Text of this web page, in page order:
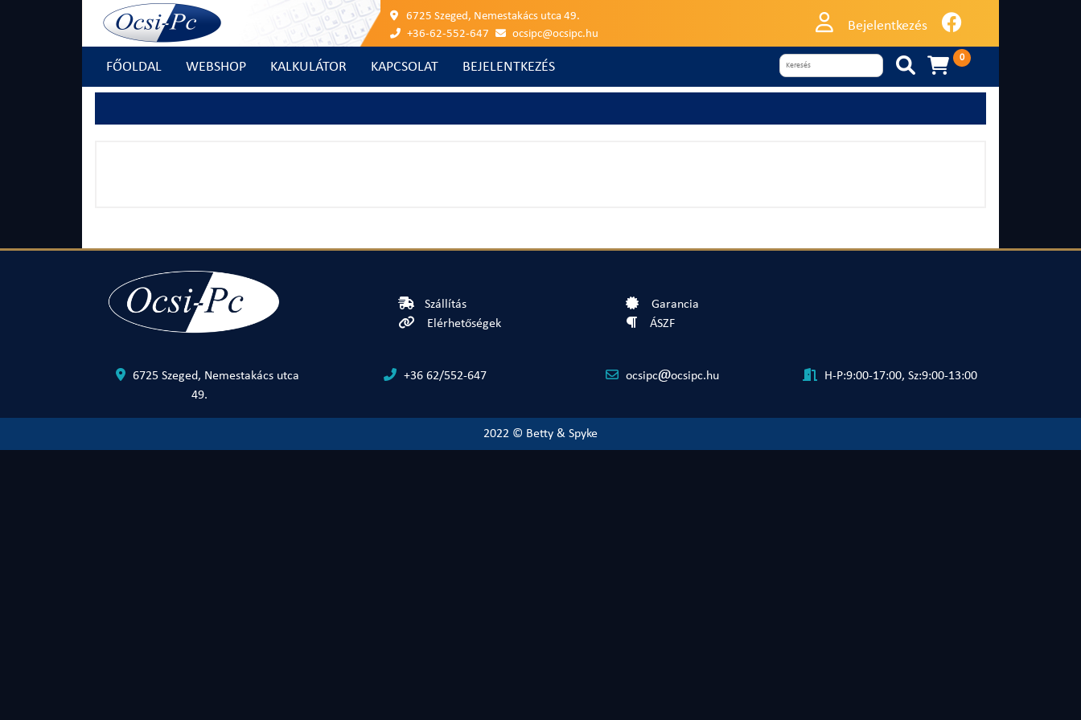
FŐOLDAL WEBSHOP KALKULÁTOR KAPCSOLAT BEJELENTKEZÉS   0
6725 Szeged, Nemestakács utca 49.
+36-62-552-647
ocsipc@ocsipc.hu
Bejelentkezés
Szállítás
Elérhetőségek
Garancia
ÁSZF
6725 Szeged, Nemestakács utca
49.
+36 62/552-647 ocsipc ocsipc.hu H-P:9:00-17:00, Sz:9:00-13:00
2022 © Betty & Spyke